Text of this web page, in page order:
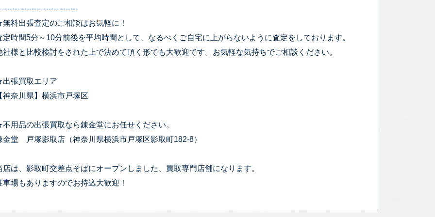
料出張査定のご相談はお気軽に！
定時間5分～10分前後を平均時間として、なるべくご自宅に上がらないように査定をしております。
社様と比較検討をされた上で決めて頂く形でも大歓迎です。お気軽な気持ちでご相談ください。
張買取エリア
神奈川県】横浜市戸塚区
用品の出張買取なら錬金堂にお任せください。
金堂 戸塚影取店（神奈川県横浜市戸塚区影取町182-8）
店は、影取町交差点そばにオープンしました、買取専門店舗になります。
車場もありますのでお持込大歓迎！